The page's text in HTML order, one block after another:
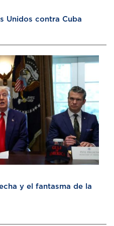
Unidos contra Cuba
y el fantasma de la